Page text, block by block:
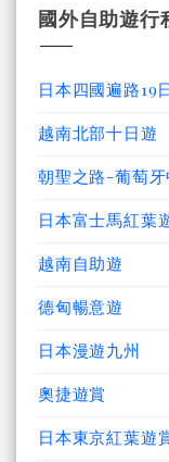
國外自助遊行
日本四國遍路19
越南北部十日遊
朝聖之路-葡萄牙
日本富士馬紅葉
越南自助遊
德匈暢意遊
日本漫遊九州
奧捷遊賞
日本東京紅葉遊